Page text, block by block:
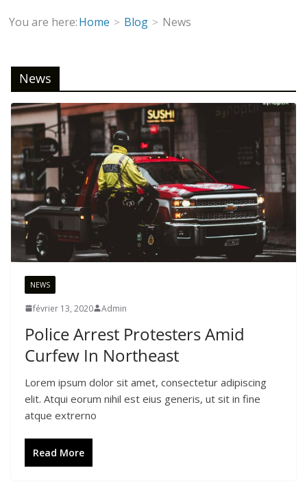
You are here:Home Blog News
News
NEWS
février 13, 2020 Admin
Police Arrest Protesters Amid
Curfew In Northeast
Lorem ipsum dolor sit amet, consectetur adipiscing
elit. Atqui eorum nihil est eius generis, ut sit in fine
atque extrerno
Read More